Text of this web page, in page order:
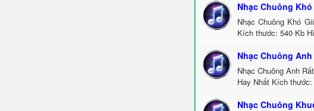
Nhạc Chuông
Nhạc Chuông Khó
Kích thước: 540 Kb
Nhạc Chuông Anh
Nhạc Chuông Anh
Hay Nhất Kích
Nhạc Chuông